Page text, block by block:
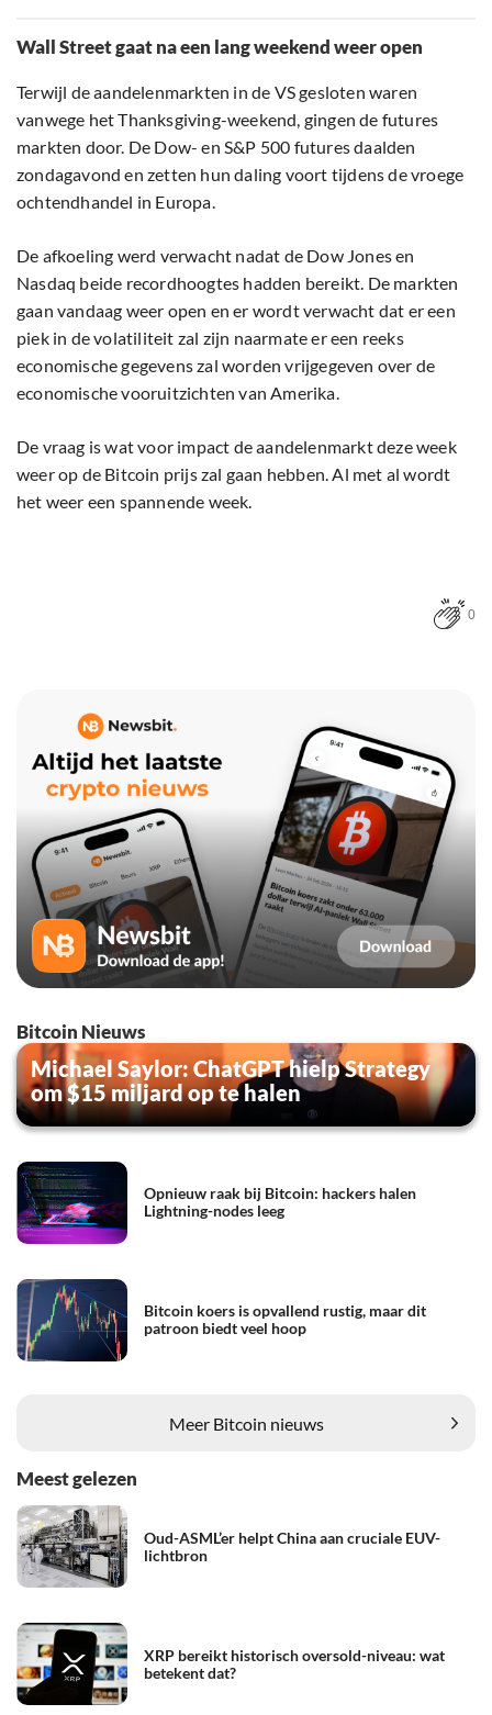
Wall Street gaat na een lang weekend weer open
Terwijl de aandelenmarkten in de VS gesloten waren
vanwege het Thanksgiving-weekend, gingen de futures
markten door. De Dow- en S&P 500 futures daalden
zondagavond en zetten hun daling voort tijdens de vroege
ochtendhandel in Europa.
De afkoeling werd verwacht nadat de Dow Jones en
Nasdaq beide recordhoogtes hadden bereikt. De markten
gaan vandaag weer open en er wordt verwacht dat er een
piek in de volatiliteit zal zijn naarmate er een reeks
economische gegevens zal worden vrijgegeven over de
economische vooruitzichten van Amerika.
De vraag is wat voor impact de aandelenmarkt deze week
weer op de Bitcoin prijs zal gaan hebben. Al met al wordt
het weer een spannende week.
0
Bitcoin Nieuws
Michael Saylor: ChatGPT hielp Strategy
om $15 miljard op te halen
Opnieuw raak bij Bitcoin: hackers halen
Lightning-nodes leeg
Bitcoin koers is opvallend rustig, maar dit
patroon biedt veel hoop
Meer Bitcoin nieuws
Meest gelezen
Oud-ASML’er helpt China aan cruciale EUV-
lichtbron
XRP bereikt historisch oversold-niveau: wat
betekent dat?